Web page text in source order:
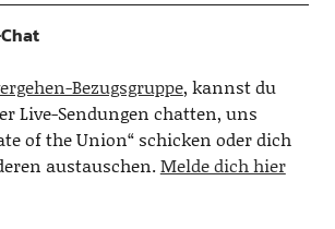
Bezugsgruppe, kannst du
Live-Sendungen chatten, uns
of the Union“ schicken oder dich
austauschen.Melde dich hier